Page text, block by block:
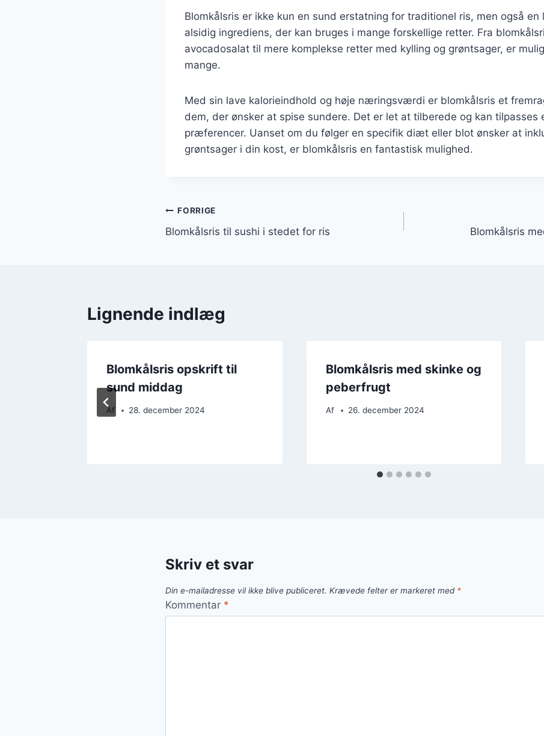
Blomkålsris er ikke kun en sund erstatning for traditionel ris, men også
alsidig ingrediens, der kan bruges i mange forskellige retter. Fra
avocadosalat til mere komplekse retter med kylling og grøntsager, er
mange.
Med sin lave kalorieindhold og høje næringsværdi er blomkålsris et
dem, der ønsker at spise sundere. Det er let at tilberede og kan tilpasses
præferencer. Uanset om du følger en specifik diæt eller blot ønsker at
grøntsager i din kost, er blomkålsris en fantastisk mulighed.
Indlægsnavigation
FORRIGE
Blomkålsris til sushi i stedet for ris Blomkålsris
Lignende indlæg
Blomkålsris opskrift til
sund middag
Af 28. december 2024
Blomkålsris med skinke og
peberfrugt
Af 26. december 2024
Skriv et svar
Din e-mailadresse vil ikke blive publiceret. Krævede felter er markeret med *
Kommentar *